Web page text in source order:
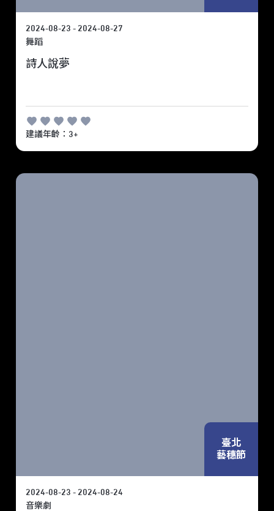
2024-08-23 - 2024-08-27
舞蹈
詩人說夢
建議年齡：3+
臺北
藝穗節
2024-08-23 - 2024-08-24
音樂劇